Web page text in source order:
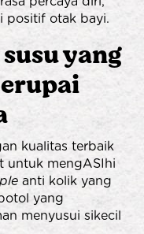
positif otak bayi.
yang
kualitas terbaik
untuk mengASIhi
anti kolik yang
yang
menyusui sikecil